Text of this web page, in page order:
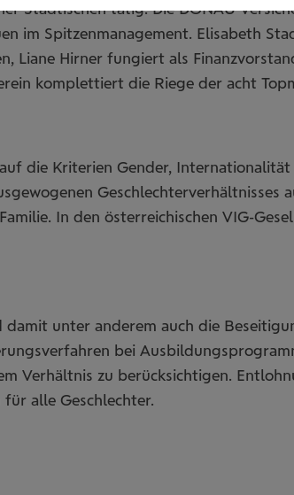
Städtischen tätig. Die DONAU
im Spitzenmanagement. Elisabeth
Liane Hirner fungiert als
komplettiert die Riege der acht
die Kriterien Gender, Internationalität
Geschlechterverhältnisses
In den österreichischen VIG-
unter anderem auch die
bei
Verhältnis zu berücksichtigen.
alle Geschlechter.